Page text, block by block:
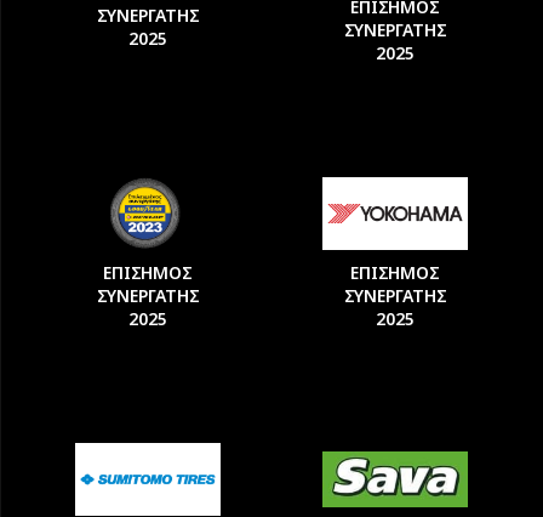
ΣΥΝΕΡΓΑΤΗΣ
2025
ΕΠΙΣΗΜΟΣ
ΣΥΝΕΡΓΑΤΗΣ
2025
ΕΠΙΣΗΜΟΣ
ΣΥΝΕΡΓΑΤΗΣ
2025
ΕΠΙΣΗΜΟΣ
ΣΥΝΕΡΓΑΤΗΣ
2025